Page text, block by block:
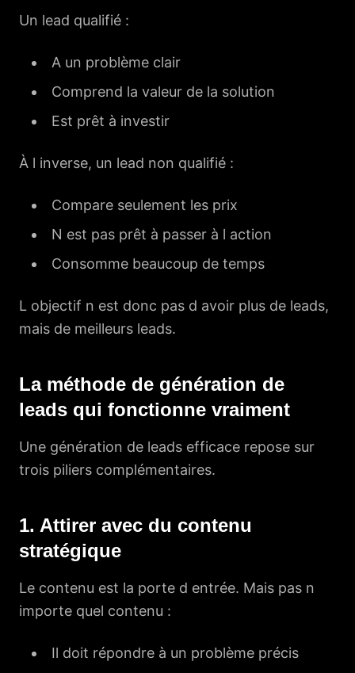
Un lead qualifié :
A un problème clair
Comprend la valeur de la solution
Est prêt à investir
À l inverse, un lead non qualifié :
Compare seulement les prix
N est pas prêt à passer à l action
Consomme beaucoup de temps
L objectif n est donc pas d avoir plus de leads,
mais de meilleurs leads.
La méthode de génération de
leads qui fonctionne vraiment
Une génération de leads efficace repose sur
trois piliers complémentaires.
1. Attirer avec du contenu
stratégique
Le contenu est la porte d entrée. Mais pas n
importe quel contenu :
Il doit répondre à un problème précis